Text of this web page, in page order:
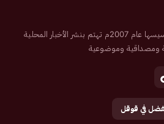
صحيفة إلكترونية سعودية تم تأسيسها عام 2007م تهتم بنشر الأخبار المحلية
ومصداقية وموضوعية
في قوقل